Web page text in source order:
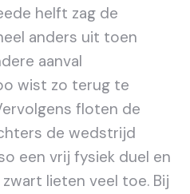
helft zag de
anders uit toen
aanval
wist zo terug te
floten de
de wedstrijd
een vrij fysiek duel en
lieten veel toe. Bij